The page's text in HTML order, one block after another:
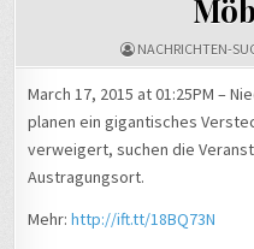
NACHRICHTEN-
March 17, 2015 at 01:25PM –
planen ein gigantisches
verweigert, suchen die
Austragungsort.
Mehr:http://ift.tt/18BQ73N